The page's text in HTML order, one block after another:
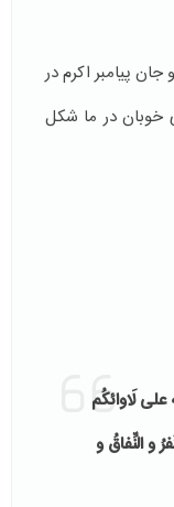
جان پیامبر اکرم در
خوبان در ما شکل
لَاوائکُم
و النِّفاقُ و